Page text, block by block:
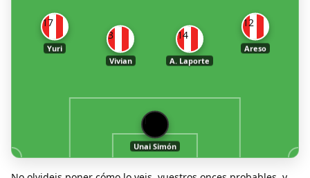
1
Unai Simón
17
Yuri
3
Vivian
14
A. Laporte
12
Areso